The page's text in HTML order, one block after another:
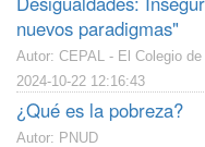
nuevos paradigmas"
Autor: CEPAL - El Colegio
2024-10-22 12:16:43
¿Qué es la pobreza?
Autor: PNUD